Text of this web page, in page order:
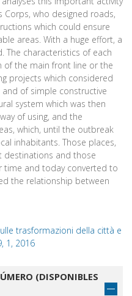
Corps, who designed roads,
which could ensure
areas. With a huge effort, a
The characteristics of each
the main front line or the
projects which considered
of simple constructive
system which was then
of using, and the
which, until the outbreak
inhabitants. Those places,
destinations and those
time and today converted to
the relationship between
trasformazioni della città e
1, 2016
(DISPONIBLES